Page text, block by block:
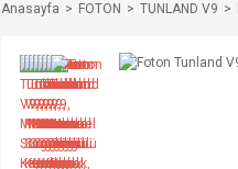
Anasayfa FOTON TUNLAND V9